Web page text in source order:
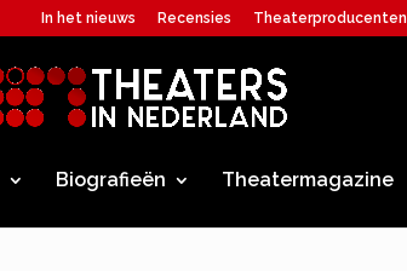
In het nieuws Recensies Theaterproducenten
Biografieën Theatermagazine